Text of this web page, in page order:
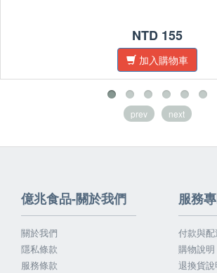
NTD 155
加入購物車
prev next
億兆食品-關於我們
關於我們
隱私條款
服務條款
服務
付款與
購物說明
退換貨說